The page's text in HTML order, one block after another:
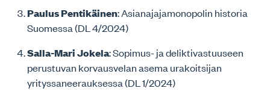
Paulus Pentikäinen: Asianajajamonopolin historia
Suomessa (DL 4/2024)
Salla-Mari Jokela: Sopimus- ja deliktivastuuseen
perustuvan korvausvelan asema urakoitsijan
yrityssaneerauksessa (DL 1/2024)